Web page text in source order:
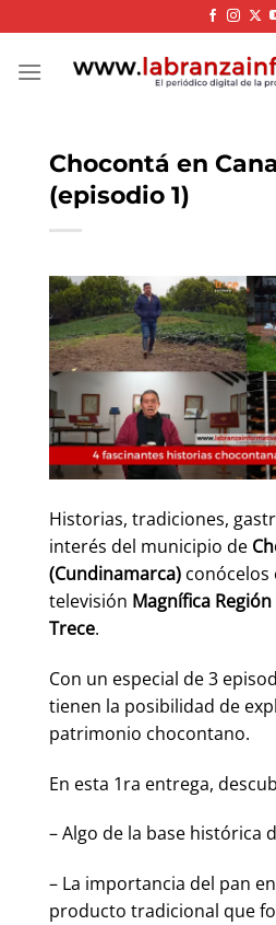
to
content
Chocontá en
(episodio 1)
Historias, tradiciones,
interés del municipio de
(Cundinamarca) conócelos
televisión Magnífica
Trece.
Con un especial de 3
tienen la posibilidad de
patrimonio chocontano.
En esta 1ra entrega,
– Algo de la base histórica
– La importancia del pan
producto tradicional que